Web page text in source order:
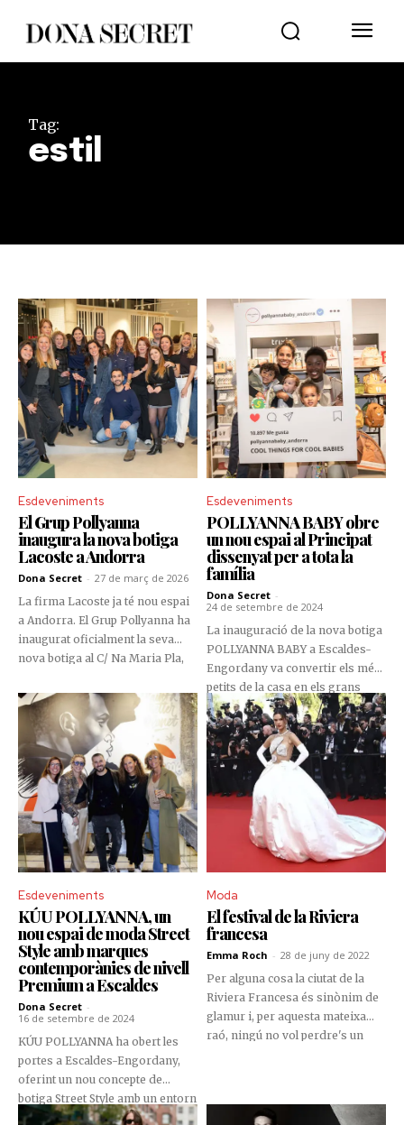
Tag:
estil
Esdeveniments
El Grup Pollyanna
inaugura la nova botiga
Lacoste a Andorra
Dona Secret - 27 de març de 2026
La firma Lacoste ja té nou espai
a Andorra. El Grup Pollyanna ha
inaugurat oficialment la seva
nova botiga al C/ Na Maria Pla,
local ampli, lluminós i concebut
per oferir una experiència de
compra còmoda i immersiva,
fidel a l’esperit de la marca del
cocodril.
Esdeveniments
POLLYANNA BABY obre
un nou espai al Principat
dissenyat per a tota la
família
Dona Secret -
24 de setembre de 2024
La inauguració de la nova botiga
POLLYANNA BABY a Escaldes-
Engordany va convertir els més
petits de la casa en els grans
protagonistes d’una tarda plena
de sorpreses i activitats
especialment pensades per a ells.
En un ambient festiu i familiar, la
nova botiga va oferir un espai
ideal perquè els infants
juguessin i s’ho passessin d’allò
més bé, mentre els seus pares
descobrien tot el que aquest nou
establiment té per oferir.
Esdeveniments
KÚU POLLYANNA, un
nou espai de moda Street
Style amb marques
contemporànies de nivell
Premium a Escaldes
Dona Secret -
16 de setembre de 2024
KÚU POLLYANNA ha obert les
portes a Escaldes-Engordany,
oferint un nou concepte de
botiga Street Style amb un entorn
de marques contemporànies i
Moda
El festival de la Riviera
francesa
Emma Roch - 28 de juny de 2022
Per alguna cosa la ciutat de la
Riviera Francesa és sinònim de
glamur i, per aquesta mateixa
raó, ningú no vol perdre's un